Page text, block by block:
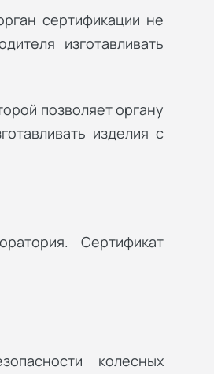
сертификации не
изготавливать
позволяет органу
изделия с
Сертификат
колесных